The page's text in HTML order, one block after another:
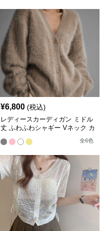
¥6,800 (税込)
レディースカーディガン ミドル
丈 ふわふわシャギー Vネック カ
全6色